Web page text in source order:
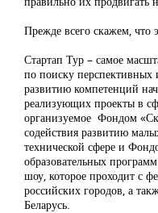
Прежде всего скажем, что
Стартап Тур – самое
по поиску
развитию компетенций
реализующих проекты в
организуемое Фондом
содействия развитию
технической сфере и
образовательных
шоу, которое проходит с
российских городов, а
Беларусь.